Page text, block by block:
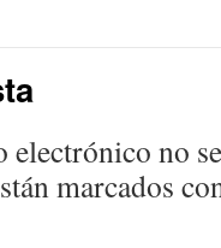
no
marcados